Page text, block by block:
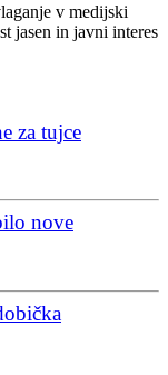
v medijski
jasen in javni interes
za tujce
nove